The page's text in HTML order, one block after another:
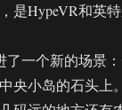
HypeVR和英特
了一个新的场景
央小岛的石头上